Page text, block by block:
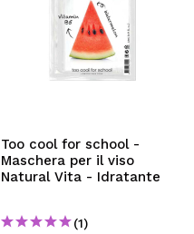
Too cool for school -
Maschera per il viso
Natural Vita - Idratante
(1)